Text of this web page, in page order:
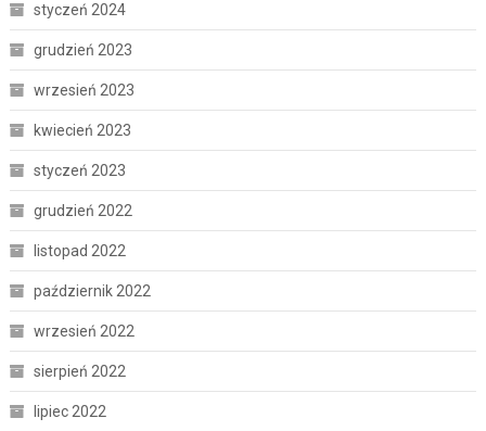
styczeń 2024
grudzień 2023
wrzesień 2023
kwiecień 2023
styczeń 2023
grudzień 2022
listopad 2022
październik 2022
wrzesień 2022
sierpień 2022
lipiec 2022